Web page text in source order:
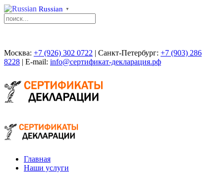
Russian ▼
Москва: +7 (926) 302 0722 | Санкт-Петербург: +7 (903) 286
8228 | E-mail: info@сертификат-декларация.рф
Главная
Наши услуги